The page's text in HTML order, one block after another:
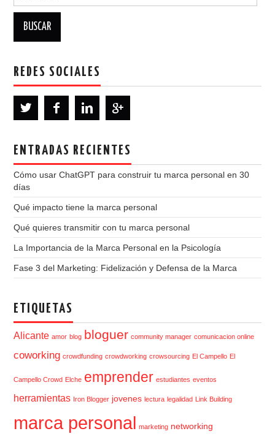
REDES SOCIALES
ENTRADAS RECIENTES
Cómo usar ChatGPT para construir tu marca personal en 30
días
Qué impacto tiene la marca personal
Qué quieres transmitir con tu marca personal
La Importancia de la Marca Personal en la Psicología
Fase 3 del Marketing: Fidelización y Defensa de la Marca
ETIQUETAS
Alicante amor blog bloguer community manager comunicacion online
coworking crowdfunding crowdworking crowsourcing El Campello El
Campello Crowd Elche emprender estudiantes eventos
herramientas Iron Blogger jovenes lectura legalidad Link Building
marca personal marketing networking